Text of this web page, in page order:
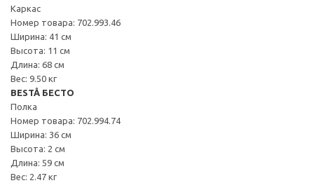
Каркас
Номер товара: 702.993.46
Ширина: 41 см
Высота: 11 см
Длина: 68 см
Вес: 9.50 кг
BESTÅ БЕСТО
Полка
Номер товара: 702.994.74
Ширина: 36 см
Высота: 2 см
Длина: 59 см
Вес: 2.47 кг